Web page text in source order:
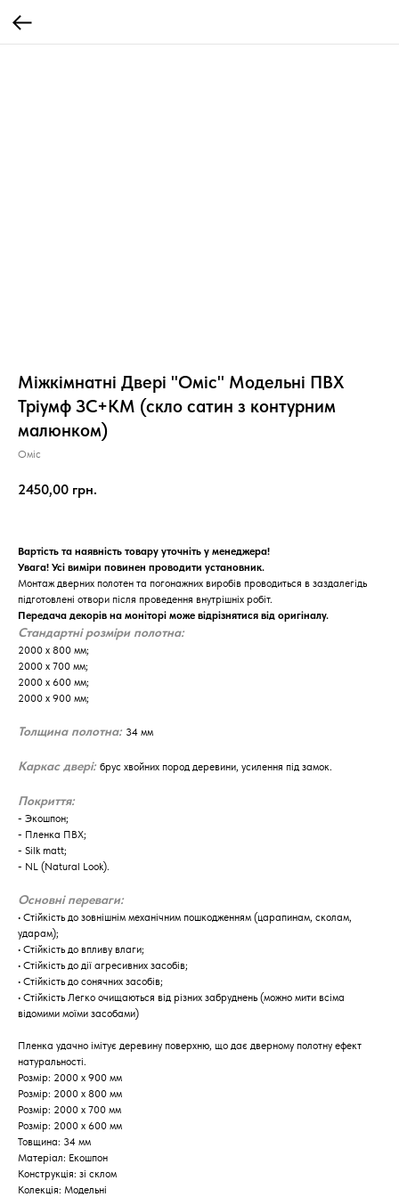
Міжкімнатні Двері "Оміс" Модельні ПВХ
Тріумф ЗС+КМ (скло сатин з контурним
малюнком)
Оміс
2450,00 грн.
Вартість та наявність товару уточніть у менеджера!
Увага! Усі виміри повинен проводити установник.
Монтаж дверних полотен та погонажних виробів проводиться в заздалегідь
підготовлені отвори після проведення внутрішніх робіт.
Передача декорів на моніторі може відрізнятися від оригіналу.
Стандартні розміри полотна:
2000 х 800 мм;
2000 х 700 мм;
2000 х 600 мм;
2000 х 900 мм;
Толщина полотна: 34 мм
Каркас двері: брус хвойних пород деревини, усилення під замок.
Покриття:
- Экошпон;
- Пленка ПВХ;
- Silk matt;
- NL (Natural Look).
Основні переваги:
​​• Стійкість до зовнішнім механічним пошкодженням (царапинам, сколам,
ударам);
• Стійкість до впливу влаги;
• Стійкість до дії агресивних засобів;
• Стійкість до сонячних засобів;
• Стійкість Легко очищаються від різних забруднень (можно мити всіма
відомими моїми засобами)
Пленка удачно імітує деревину поверхню, що дає дверному полотну ефект
натуральності.
Розмір: 2000 х 900 мм
Розмір: 2000 х 800 мм
Розмір: 2000 х 700 мм
Розмір: 2000 х 600 мм
Товщина: 34 мм
Матеріал: Екошпон
Конструкція: зі склом
Колекція: Модельні